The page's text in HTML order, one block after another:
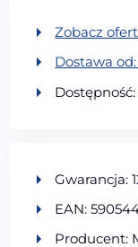
Zobacz
Dostawa
Dostępność:
Gwarancja:
EAN:
Producent: